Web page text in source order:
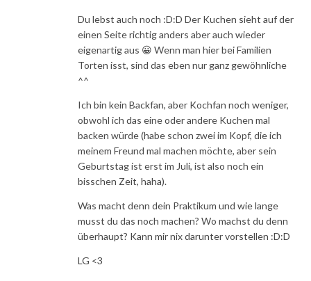
Du lebst auch noch :D:D Der Kuchen sieht auf der
einen Seite richtig anders aber auch wieder
eigenartig aus 😀 Wenn man hier bei Familien
Torten isst, sind das eben nur ganz gewöhnliche
^^
Ich bin kein Backfan, aber Kochfan noch weniger,
obwohl ich das eine oder andere Kuchen mal
backen würde (habe schon zwei im Kopf, die ich
meinem Freund mal machen möchte, aber sein
Geburtstag ist erst im Juli, ist also noch ein
bisschen Zeit, haha).
Was macht denn dein Praktikum und wie lange
musst du das noch machen? Wo machst du denn
überhaupt? Kann mir nix darunter vorstellen :D:D
LG <3